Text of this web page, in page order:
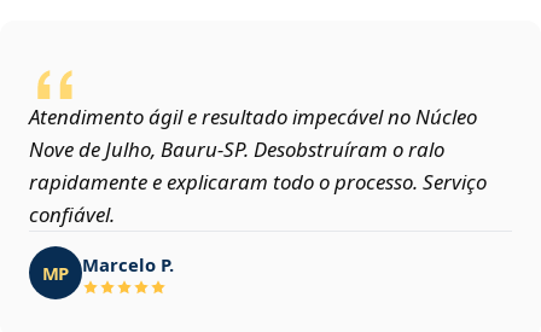
Atendimento ágil e resultado impecável no Núcleo
Nove de Julho, Bauru‑SP. Desobstruíram o ralo
rapidamente e explicaram todo o processo. Serviço
confiável.
MP Marcelo P.